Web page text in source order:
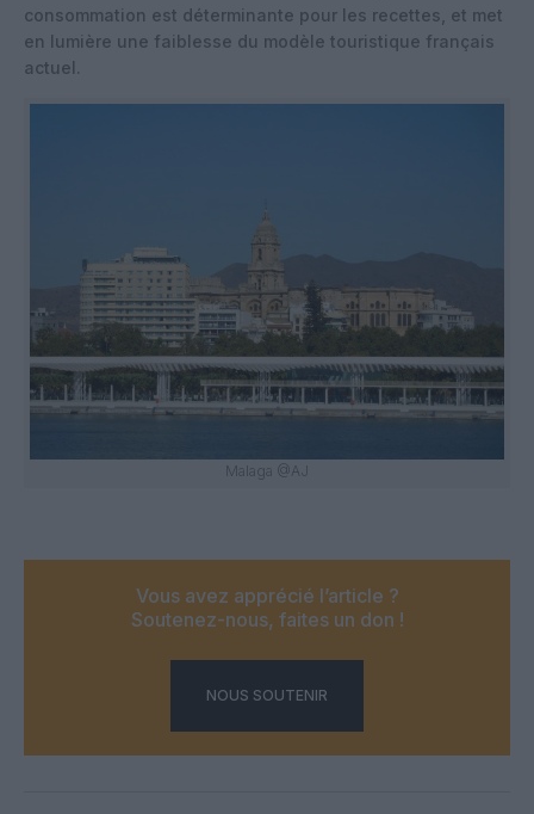
consommation est déterminante pour les recettes, et met
en lumière une faiblesse du modèle touristique français
actuel.
Malaga @AJ
Vous avez apprécié l’article ?
Soutenez-nous, faites un don !
NOUS SOUTENIR